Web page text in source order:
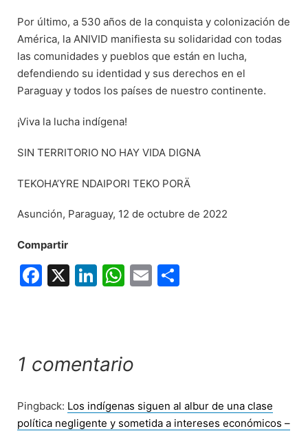
Por último, a 530 años de la conquista y colonización de
América, la ANIVID manifiesta su solidaridad con todas
las comunidades y pueblos que están en lucha,
defendiendo su identidad y sus derechos en el
Paraguay y todos los países de nuestro continente.
¡Viva la lucha indígena!
SIN TERRITORIO NO HAY VIDA DIGNA
TEKOHA’YRE NDAIPORI TEKO PORÄ
Asunción, Paraguay, 12 de octubre de 2022
Compartir
Facebook
X LinkedIn
WhatsApp
Email
1 comentario
Pingback: Los indígenas siguen al albur de una clase
política negligente y sometida a intereses económicos –